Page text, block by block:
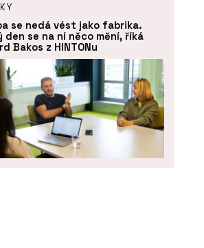
se nedá vést jako fabrika.
den se na ní něco mění, říká
Bakos z HINTONu